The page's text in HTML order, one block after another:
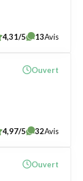
4,31/5 13Avis
Ouvert
4,97/5 32Avis
Ouvert